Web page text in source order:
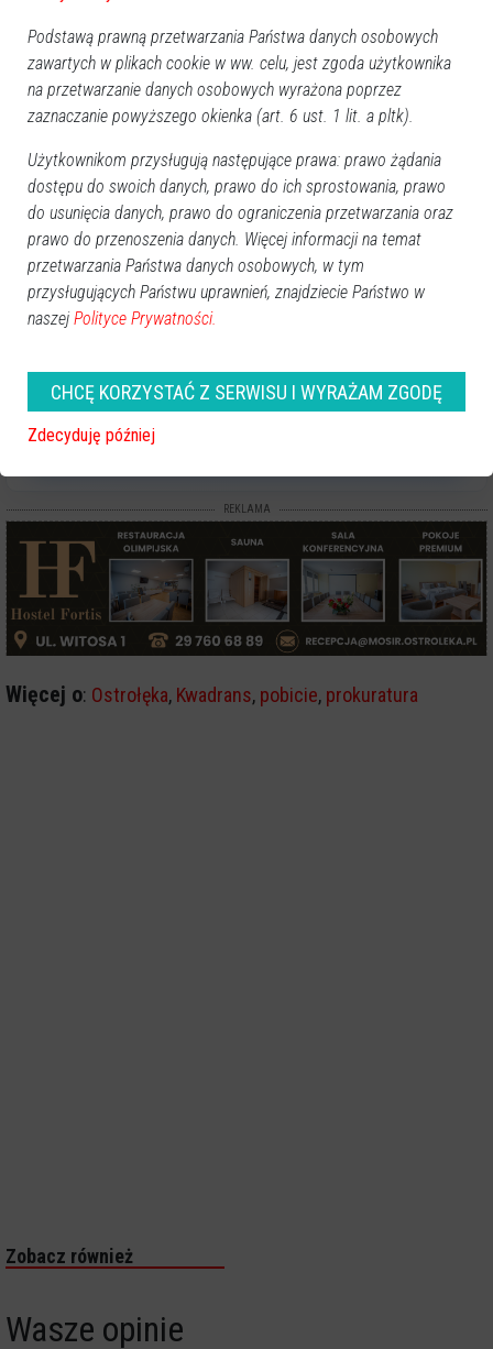
majątkowe w wysokości 5 tys. zł i zakaz opuszczania kraju
połączony z zakazem wydania paszportu.
Aktualnie wykonujemy czynności procesowe zmierzające do
szczegółowego ustalenia okoliczności zdarzenia poprzez
przesłuchanie innych osób, które były tego dnia na terenie klubu
Kwadrans- kończy prok. Łukasiewicz. Śledztwo w tej sprawie
jest wciąż prowadzone.
Obserwuj nas i otrzymuj nowe wiadomości
Dodaj eOstroleka do obserwowanych źródeł w Google News.
REKLAMA
Więcej o: Ostrołęka, Kwadrans, pobicie, prokuratura
Zobacz również
Wasze opinie
Podstawą prawną przetwarzania Państwa danych osobowych
zawartych w plikach cookie w ww. celu, jest zgoda użytkownika
na przetwarzanie danych osobowych wyrażona poprzez
zaznaczanie powyższego okienka (art. 6 ust. 1 lit. a pltk).
Użytkownikom przysługują następujące prawa: prawo żądania
dostępu do swoich danych, prawo do ich sprostowania, prawo
do usunięcia danych, prawo do ograniczenia przetwarzania oraz
prawo do przenoszenia danych. Więcej informacji na temat
przetwarzania Państwa danych osobowych, w tym
przysługujących Państwu uprawnień, znajdziecie Państwo w
naszej Polityce Prywatności.
CHCĘ KORZYSTAĆ Z SERWISU I WYRAŻAM ZGODĘ
Zdecyduję później